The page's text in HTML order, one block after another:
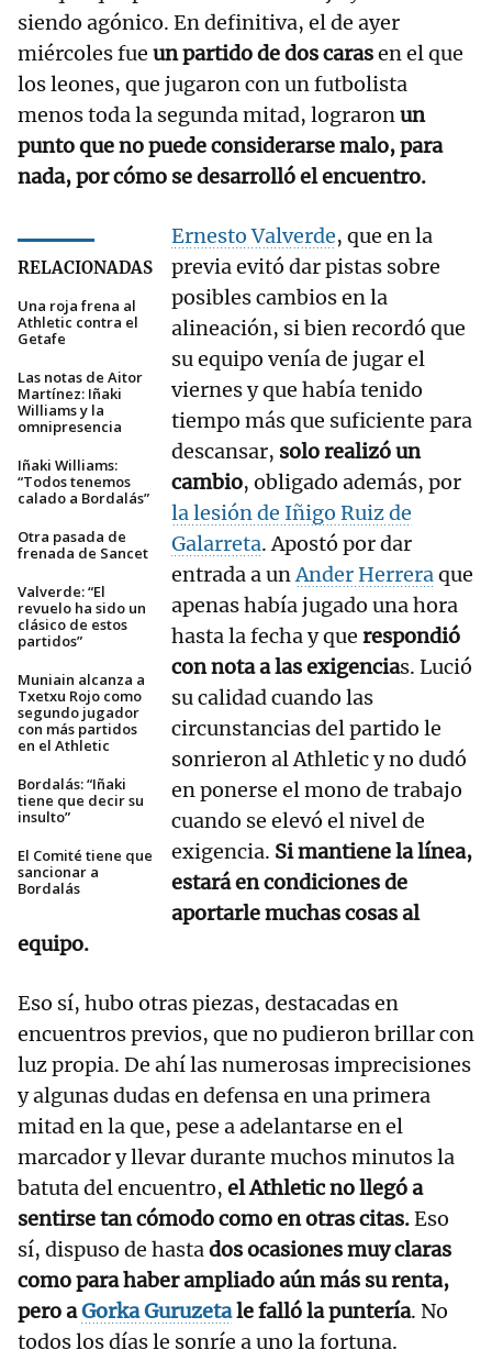
siendo agónico. En definitiva, el de ayer
miércoles fue un partido de dos carasen el que
los leones, que jugaron con un futbolista
menos toda la segunda mitad, lograronun
punto que no puede considerarse malo, para
nada, por cómo se desarrolló el encuentro.
RELACIONADAS
Una roja frena al
Athletic contra el
Getafe
Las notas de Aitor
Martínez: Iñaki
Williams y la
omnipresencia
Iñaki Williams:
“Todos tenemos
calado a Bordalás”
Otra pasada de
frenada de Sancet
Valverde: “El
revuelo ha sido un
clásico de estos
partidos”
Muniain alcanza a
Txetxu Rojo como
segundo jugador
con más partidos
en el Athletic
Bordalás: “Iñaki
tiene que decir su
insulto”
El Comité tiene que
sancionar a
Bordalás
Ernesto Valverde, que en la
previa evitó dar pistas sobre
posibles cambios en la
alineación, si bien recordó que
su equipo venía de jugar el
viernes y que había tenido
tiempo más que suficiente para
descansar, solo realizó un
cambio, obligado además, por
la lesión de Iñigo Ruiz de
Galarreta. Apostó por dar
entrada a unAnder Herreraque
apenas había jugado una hora
hasta la fecha y que respondió
con nota a las exigencias. Lució
su calidad cuando las
circunstancias del partido le
sonrieron al Athletic y no dudó
en ponerse el mono de trabajo
cuando se elevó el nivel de
exigencia. Si mantiene la línea,
estará en condiciones de
aportarle muchas cosas al
equipo.
Eso sí, hubo otras piezas, destacadas en
encuentros previos, que no pudieron brillar con
luz propia. De ahí las numerosas imprecisiones
y algunas dudas en defensa en una primera
mitad en la que, pese a adelantarse en el
marcador y llevar durante muchos minutos la
batuta del encuentro, el Athletic no llegó a
sentirse tan cómodo como en otras citas.Eso
sí, dispuso de hastados ocasiones muy claras
como para haber ampliado aún más su renta,
pero aGorka Guruzetale falló la puntería. No
todos los días le sonríe a uno la fortuna.